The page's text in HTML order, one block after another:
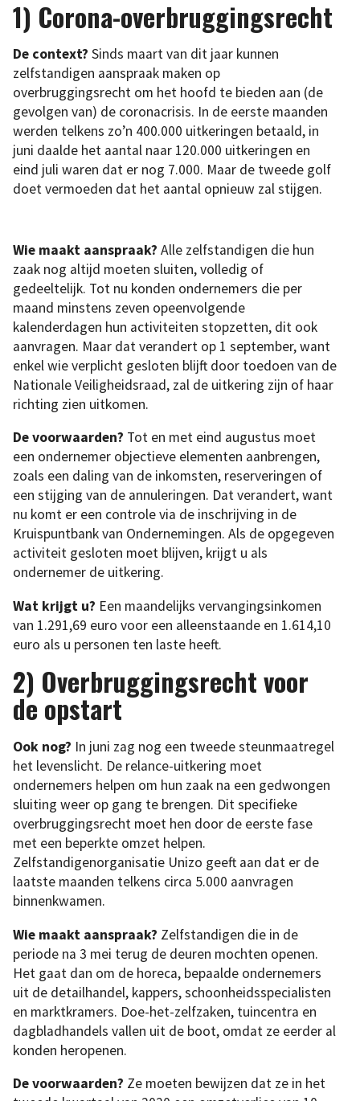
1) Corona-overbruggingsrecht
De context? Sinds maart van dit jaar kunnen
zelfstandigen aanspraak maken op
overbruggingsrecht om het hoofd te bieden aan (de
gevolgen van) de coronacrisis. In de eerste maanden
werden telkens zo’n 400.000 uitkeringen betaald, in
juni daalde het aantal naar 120.000 uitkeringen en
eind juli waren dat er nog 7.000. Maar de tweede golf
doet vermoeden dat het aantal opnieuw zal stijgen.
Wie maakt aanspraak? Alle zelfstandigen die hun
zaak nog altijd moeten sluiten, volledig of
gedeeltelijk. Tot nu konden ondernemers die per
maand minstens zeven opeenvolgende
kalenderdagen hun activiteiten stopzetten, dit ook
aanvragen. Maar dat verandert op 1 september, want
enkel wie verplicht gesloten blijft door toedoen van de
Nationale Veiligheidsraad, zal de uitkering zijn of haar
richting zien uitkomen.
De voorwaarden? Tot en met eind augustus moet
een ondernemer objectieve elementen aanbrengen,
zoals een daling van de inkomsten, reserveringen of
een stijging van de annuleringen. Dat verandert, want
nu komt er een controle via de inschrijving in de
Kruispuntbank van Ondernemingen. Als de opgegeven
activiteit gesloten moet blijven, krijgt u als
ondernemer de uitkering.
Wat krijgt u? Een maandelijks vervangingsinkomen
van 1.291,69 euro voor een alleenstaande en 1.614,10
euro als u personen ten laste heeft.
2) Overbruggingsrecht voor
de opstart
Ook nog? In juni zag nog een tweede steunmaatregel
het levenslicht. De relance-uitkering moet
ondernemers helpen om hun zaak na een gedwongen
sluiting weer op gang te brengen. Dit specifieke
overbruggingsrecht moet hen door de eerste fase
met een beperkte omzet helpen.
Zelfstandigenorganisatie Unizo geeft aan dat er de
laatste maanden telkens circa 5.000 aanvragen
binnenkwamen.
Wie maakt aanspraak? Zelfstandigen die in de
periode na 3 mei terug de deuren mochten openen.
Het gaat dan om de horeca, bepaalde ondernemers
uit de detailhandel, kappers, schoonheidsspecialisten
en marktkramers. Doe-het-zelfzaken, tuincentra en
dagbladhandels vallen uit de boot, omdat ze eerder al
konden heropenen.
De voorwaarden? Ze moeten bewijzen dat ze in het